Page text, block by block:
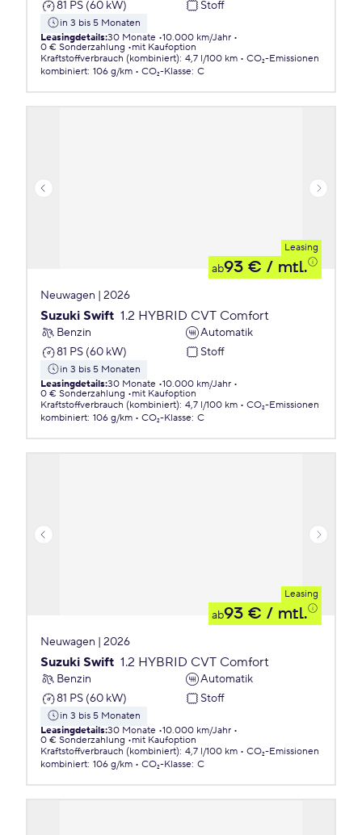
81 PS (60 kW) Stoff
in 3 bis 5 Monaten
Leasingdetails:30 Monate 10.000 km/Jahr
0 € Sonderzahlung
mit Kaufoption
Kraftstoffverbrauch (kombiniert): 4,7 l/100 km
CO₂-Emissionen
kombiniert: 106 g/km CO₂-Klasse: C
Leasing
ab93 € / mtl.
Neuwagen | 2026
Suzuki Swift 1.2 HYBRID CVT Comfort
Benzin
Automatik
81 PS (60 kW)
Stoff
in 3 bis 5 Monaten
Leasingdetails:30 Monate 10.000 km/Jahr
0 € Sonderzahlung
mit Kaufoption
Kraftstoffverbrauch (kombiniert): 4,7 l/100 km
CO₂-Emissionen
kombiniert: 106 g/km CO₂-Klasse: C
Leasing
ab93 € / mtl.
Neuwagen | 2026
Suzuki Swift 1.2 HYBRID CVT Comfort
Benzin
Automatik
81 PS (60 kW)
Stoff
in 3 bis 5 Monaten
Leasingdetails:30 Monate 10.000 km/Jahr
0 € Sonderzahlung
mit Kaufoption
Kraftstoffverbrauch (kombiniert): 4,7 l/100 km
CO₂-Emissionen
kombiniert: 106 g/km CO₂-Klasse: C